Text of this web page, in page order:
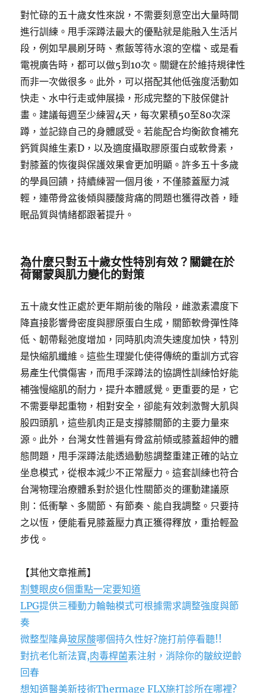
對忙碌的五十歲女性來說，不需要刻意空出大量時間
進行訓練。甩手深蹲法最大的優點就是能融入生活片
段，例如早晨刷牙時、煮飯等待水滾的空檔、或是看
電視廣告時，都可以做5到10次。關鍵在於維持規律性
而非一次做很多。此外，可以搭配其他低強度活動如
快走、水中行走或伸展操，形成完整的下肢保健計
畫。建議每週至少練習4天，每次累積50至80次深
蹲，並記錄自己的身體感受。若能配合均衡飲食補充
鈣質與維生素D，以及適度攝取膠原蛋白或軟骨素，
對膝蓋的恢復與保護效果會更加明顯。許多五十多歲
的學員回饋，持續練習一個月後，不僅膝蓋壓力減
輕，連帶骨盆後傾與腰酸背痛的問題也獲得改善，睡
眠品質與情緒都跟著提升。
為什麼只對五十歲女性特別有效？關鍵在於
荷爾蒙與肌力變化的對策
五十歲女性正處於更年期前後的階段，雌激素濃度下
降直接影響骨密度與膠原蛋白生成，關節軟骨彈性降
低、韌帶鬆弛度增加，同時肌肉流失速度加快，特別
是快縮肌纖維。這些生理變化使得傳統的重訓方式容
易產生代償傷害，而甩手深蹲法的協調性訓練恰好能
補強慢縮肌的耐力，提升本體感覺。更重要的是，它
不需要舉起重物，相對安全，卻能有效刺激臀大肌與
股四頭肌，這些肌肉正是支撐膝關節的主要力量來
源。此外，台灣女性普遍有骨盆前傾或膝蓋超伸的體
態問題，甩手深蹲法能透過動態調整重建正確的站立
坐息模式，從根本減少不正常壓力。這套訓練也符合
台灣物理治療體系對於退化性關節炎的運動建議原
則：低衝擊、多關節、有節奏、能自我調整。只要持
之以恆，便能看見膝蓋壓力真正獲得釋放，重拾輕盈
步伐。
【其他文章推薦】
割雙眼皮6個重點一定要知道
LPG提供三種動力輪軸模式可根據需求調整強度與節
奏
微整型隆鼻玻尿酸哪個持久性好?施打前停看聽!!
對抗老化新法寶,肉毒桿菌素注射，消除你的皺紋逆齡
回春
想知道醫美新技術Thermage FLX施打診所在哪裡?